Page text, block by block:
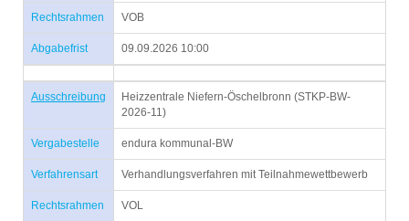
Rechtsrahmen VOB
Abgabefrist 09.09.2026 10:00
Ausschreibung
Heizzentrale Niefern-Öschelbronn (STKP-BW-
2026-11)
Vergabestelle endura kommunal-BW
Verfahrensart Verhandlungsverfahren mit Teilnahmewettbewerb
Rechtsrahmen VOL